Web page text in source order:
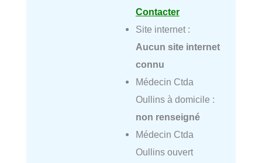
Contacter
Site internet :
Aucun site internet
connu
Médecin Ctda
Oullins à domicile :
non renseigné
Médecin Ctda
Oullins ouvert